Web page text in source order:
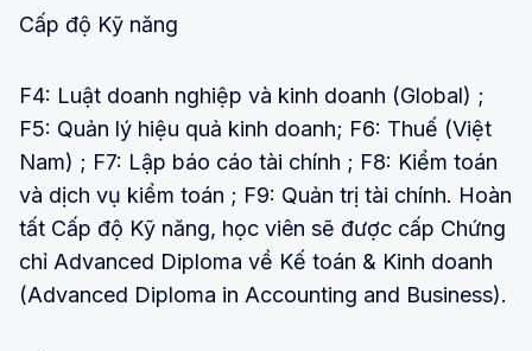
Cấp độ Kỹ năng
F4: Luật doanh nghiệp và kinh doanh (Global) ;
F5: Quản lý hiệu quả kinh doanh; F6: Thuế (Việt
Nam) ; F7: Lập báo cáo tài chính ; F8: Kiểm toán
và dịch vụ kiểm toán ; F9: Quản trị tài chính. Hoàn
tất Cấp độ Kỹ năng, học viên sẽ được cấp Chứng
chỉ Advanced Diploma về Kế toán & Kinh doanh
(Advanced Diploma in Accounting and Business).